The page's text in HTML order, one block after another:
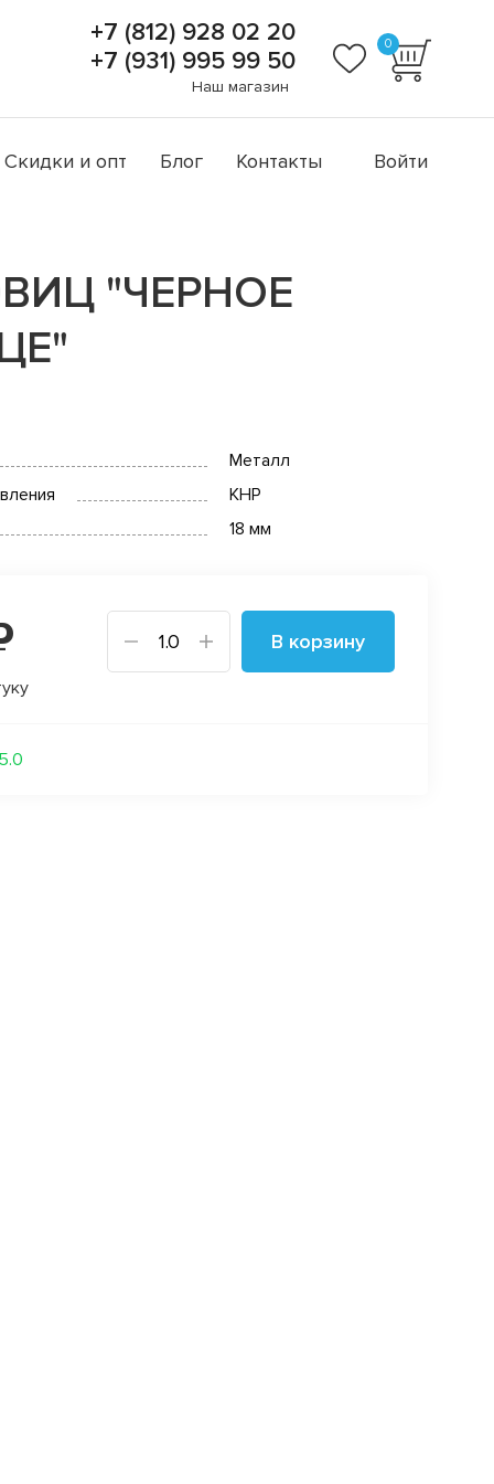
+7 (812) 928 02 20
+7 (931) 995 99 50
Наш магазин
0
Скидки и опт Блог Контакты Войти
"ЧЕРНОЕ
Металл
КНР
18 мм
В корзину